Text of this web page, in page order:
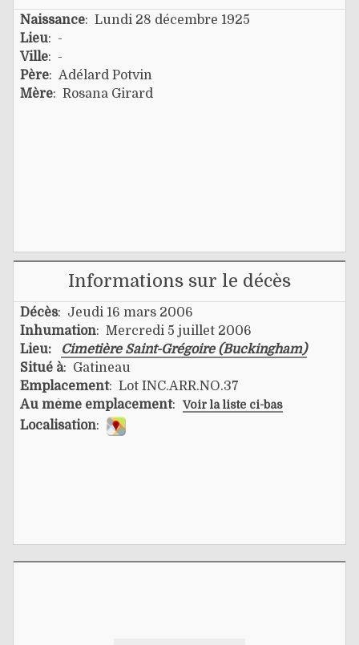
Naissance: Lundi 28 décembre 1925
Lieu: -
Ville: -
Père: Adélard Potvin
Mère: Rosana Girard
Informations sur le décès
Décès: Jeudi 16 mars 2006
Inhumation: Mercredi 5 juillet 2006
Lieu:
Cimetière Saint-Grégoire (Buckingham)
Situé à: Gatineau
Emplacement: Lot INC.ARR.NO.37
Au même emplacement: Voir la liste ci-bas
Localisation: